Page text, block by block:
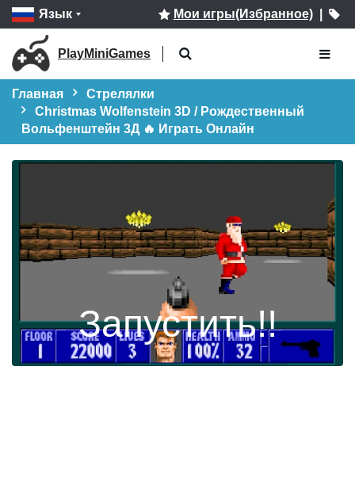
Язык Мои игры(Избранное)|
PlayMiniGames
Главная
Стрелялки
Christmas Wolfenstein 3D / Рождественный
Вольфенштейн 3Д 🔥 Играть Онлайн
Запустить!!